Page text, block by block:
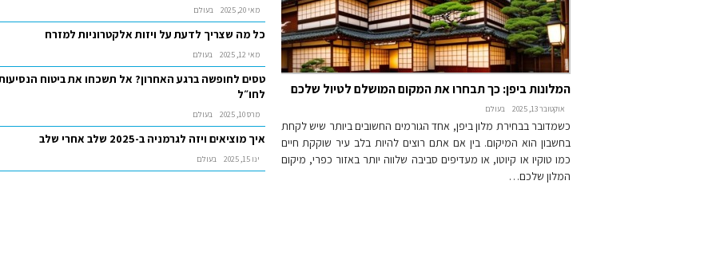
המלונות ביפן: כך תבחרו את המקום המושלם לטיול שלכם
אוקטובר 13, 2025 בעולם
כשמדובר בבחירת מלון ביפן, אחד הגורמים החשובים ביותר שיש לקחת
בחשבון הוא המיקום. בין אם אתם רוצים להיות בלב עיר שוקקת חיים
כמו טוקיו או קיוטו, או מעדיפים סביבה שלווה יותר באזור כפרי, מיקום
המלון שלכם…
מאי 20, 2025 בעולם
כל מה שצריך לדעת על ויזות אלקטרוניות למזרח
מאי 12, 2025 בעולם
טסים לחופשה ברגע האחרון? אל תשכחו את ביטוח
לחו״ל
מרס 10, 2025 בעולם
איך מוציאים ויזה לגרמניה ב-2025 שלב אחרי שלב
ינו 15, 2025 בעולם